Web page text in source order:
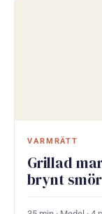
VARMRÄTT
Grillad
brynt smör